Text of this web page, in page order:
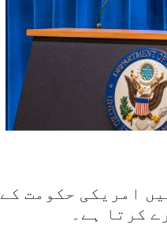
امریکی حکومت کے
کرتا ہے۔